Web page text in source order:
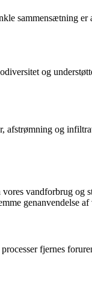
sammensætning er
og
og
vandforbrug og
genanvendelse af
fjernes